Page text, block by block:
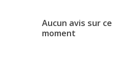
Aucun avis sur
moment